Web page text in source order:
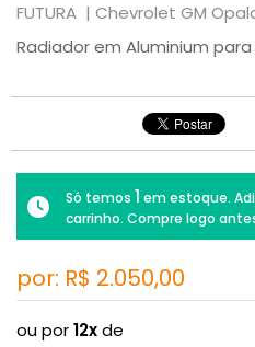
FUTURA | Chevrolet GM
Radiador em Aluminium
Só temos 1 em estoque.
carrinho. Compre logo
por: R$ 2.050,00
ou por12xde